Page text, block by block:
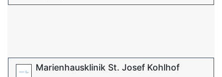
Marienhausklinik St. Josef Kohlhof